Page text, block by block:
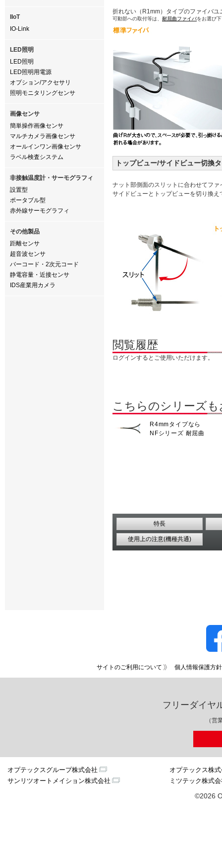
IIoT
IO-Link
LED照明
LED照明
LED照明用電源
オプション/アクセサリ
照明モニタリングセンサ
画像センサ
簡単操作画像センサ
マルチカメラ画像センサ
オールインワン画像センサ
ラベル検査システム
非接触温度計・サーモグラフィ
設置型
ポータブル型
赤外線サーモグラフィ
その他製品
距離センサ
超音波センサ
バーコード・2次元コード
静電容量・近接センサ
IDS産業用カメラ
折れない（R1mm）タイプのファイバ
可動部への取付等は、 耐屈曲ファイバをお選び
トップビュー/サイドビュー切換
ナット部側面のスリットに合わせてフ
サイドビューとトップビューを切り換
閲覧履歴
ログインするとご使用いただけます。
こちらのシリーズ
R4mmタイプなら
NFシリーズ 耐屈曲
特長
使用上の注意(機種共通)
サイトのご利用について 個人情報保護方針
フリーダイヤ
（営
オプテックスグループ株式会社
オプテックス株
サンリツオートメイション株式会社
ミツテック株式
©2026